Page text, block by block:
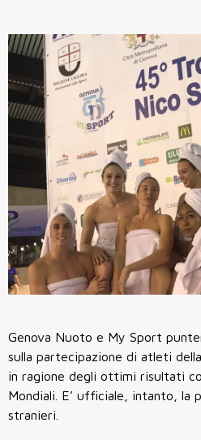
Genova Nuoto e My Sport
sulla partecipazione di atleti
in ragione degli ottimi risultati
Mondiali. E’ ufficiale, intanto, la
stranieri.